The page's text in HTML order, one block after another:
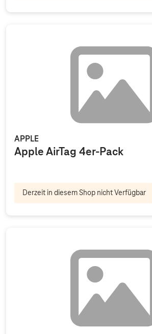
APPLE
Apple AirTag 4er-Pack
Derzeit in diesem Shop nicht Verfügbar